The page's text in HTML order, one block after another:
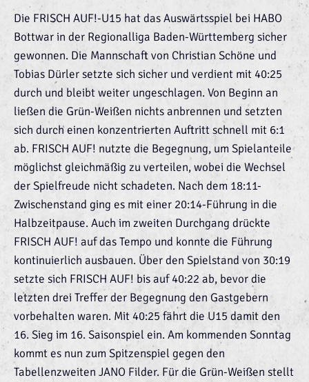
Die FRISCH AUF!-U15 hat das Auswärtsspiel bei HABO
Bottwar in der Regionalliga Baden-Württemberg sicher
gewonnen. Die Mannschaft von Christian Schöne und
Tobias Dürler setzte sich sicher und verdient mit 40:25
durch und bleibt weiter ungeschlagen. Von Beginn an
ließen die Grün-Weißen nichts anbrennen und setzten
sich durch einen konzentrierten Auftritt schnell mit 6:1
ab. FRISCH AUF! nutzte die Begegnung, um Spielanteile
möglichst gleichmäßig zu verteilen, wobei die Wechsel
der Spielfreude nicht schadeten. Nach dem 18:11-
Zwischenstand ging es mit einer 20:14-Führung in die
Halbzeitpause. Auch im zweiten Durchgang drückte
FRISCH AUF! auf das Tempo und konnte die Führung
kontinuierlich ausbauen. Über den Spielstand von 30:19
setzte sich FRISCH AUF! bis auf 40:22 ab, bevor die
letzten drei Treffer der Begegnung den Gastgebern
vorbehalten waren. Mit 40:25 fährt die U15 damit den
16. Sieg im 16. Saisonspiel ein. Am kommenden Sonntag
kommt es nun zum Spitzenspiel gegen den
Tabellenzweiten JANO Filder. Für die Grün-Weißen stellt